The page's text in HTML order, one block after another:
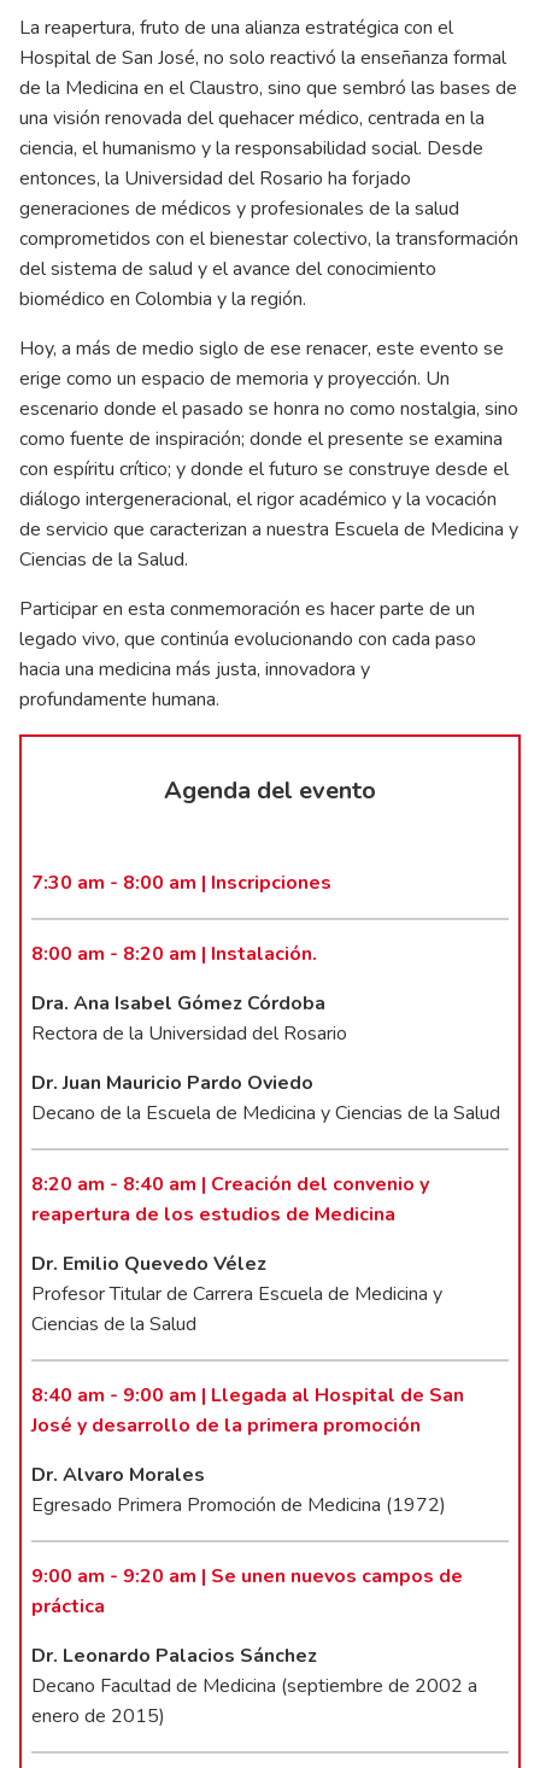
La reapertura, fruto de una alianza estratégica con el
Hospital de San José, no solo reactivó la enseñanza formal
de la Medicina en el Claustro, sino que sembró las bases de
una visión renovada del quehacer médico, centrada en la
ciencia, el humanismo y la responsabilidad social. Desde
entonces, la Universidad del Rosario ha forjado
generaciones de médicos y profesionales de la salud
comprometidos con el bienestar colectivo, la transformación
del sistema de salud y el avance del conocimiento
biomédico en Colombia y la región.
Hoy, a más de medio siglo de ese renacer, este evento se
erige como un espacio de memoria y proyección. Un
escenario donde el pasado se honra no como nostalgia, sino
como fuente de inspiración; donde el presente se examina
con espíritu crítico; y donde el futuro se construye desde el
diálogo intergeneracional, el rigor académico y la vocación
de servicio que caracterizan a nuestra Escuela de Medicina y
Ciencias de la Salud.
Participar en esta conmemoración es hacer parte de un
legado vivo, que continúa evolucionando con cada paso
hacia una medicina más justa, innovadora y
profundamente humana.
Agenda del evento
7:30 am - 8:00 am | Inscripciones
8:00 am - 8:20 am | Instalación.
Dra. Ana Isabel Gómez Córdoba
Rectora de la Universidad del Rosario
Dr. Juan Mauricio Pardo Oviedo
Decano de la Escuela de Medicina y Ciencias de la Salud
8:20 am - 8:40 am | Creación del convenio y
reapertura de los estudios de Medicina
Dr. Emilio Quevedo Vélez
Profesor Titular de Carrera Escuela de Medicina y
Ciencias de la Salud
8:40 am - 9:00 am | Llegada al Hospital de San
José y desarrollo de la primera promoción
Dr. Alvaro Morales
Egresado Primera Promoción de Medicina (1972)
9:00 am - 9:20 am | Se unen nuevos campos de
práctica
Dr. Leonardo Palacios Sánchez
Decano Facultad de Medicina (septiembre de 2002 a
enero de 2015)